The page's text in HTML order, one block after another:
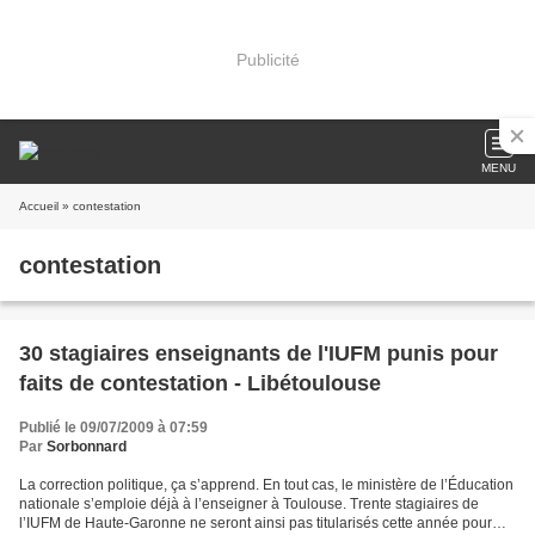
Publicité
MENU
Accueil » contestation
contestation
30 stagiaires enseignants de l'IUFM punis pour
faits de contestation - Libétoulouse
Publié le 09/07/2009 à 07:59
Par Sorbonnard
La correction politique, ça s’apprend. En tout cas, le ministère de l’Éducation
nationale s’emploie déjà à l’enseigner à Toulouse. Trente stagiaires de
l’IUFM de Haute-Garonne ne seront ainsi pas titularisés cette année pour